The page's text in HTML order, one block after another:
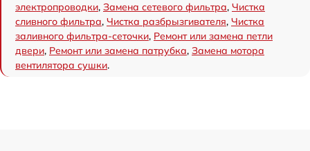
электропроводки, Замена сетевого фильтра, Чистка
сливного фильтра, Чистка разбрызгивателя, Чистка
заливного фильтра-сеточки, Ремонт или замена петли
двери, Ремонт или замена патрубка, Замена мотора
вентилятора сушки.